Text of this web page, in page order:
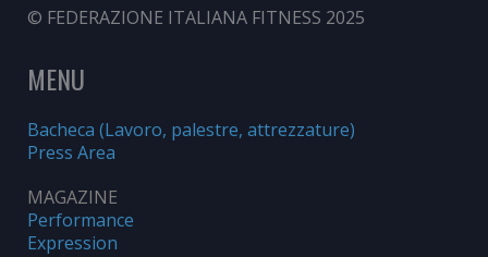
© FEDERAZIONE ITALIANA FITNESS 2025
MENU
Bacheca (Lavoro, palestre, attrezzature)
Press Area
MAGAZINE
Performance
Expression